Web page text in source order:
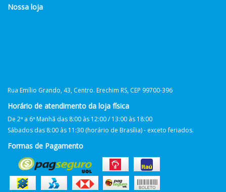
Nossa loja
Rua Emílio Grando, 43, Centro. Erechim RS, CEP 99700-396
Horário de atendimento da loja física
De 2ª a 6ª Manhã das 8:00 às 12:00 / 13:00 às 18:00
Sábados das 8:00 às 11:30 (horário de Brasília) - exceto feriados.
Formas de Pagamento